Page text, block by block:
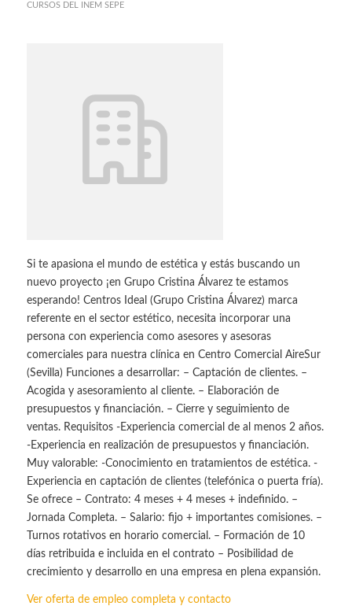
CURSOS DEL INEM SEPE
Si te apasiona el mundo de estética y estás buscando un
nuevo proyecto ¡en Grupo Cristina Álvarez te estamos
esperando! Centros Ideal (Grupo Cristina Álvarez) marca
referente en el sector estético, necesita incorporar una
persona con experiencia como asesores y asesoras
comerciales para nuestra clínica en Centro Comercial AireSur
(Sevilla) Funciones a desarrollar: – Captación de clientes. –
Acogida y asesoramiento al cliente. – Elaboración de
presupuestos y financiación. – Cierre y seguimiento de
ventas. Requisitos -Experiencia comercial de al menos 2 años.
-Experiencia en realización de presupuestos y financiación.
Muy valorable: -Conocimiento en tratamientos de estética. -
Experiencia en captación de clientes (telefónica o puerta fría).
Se ofrece – Contrato: 4 meses + 4 meses + indefinido. –
Jornada Completa. – Salario: fijo + importantes comisiones. –
Turnos rotativos en horario comercial. – Formación de 10
días retribuida e incluida en el contrato – Posibilidad de
crecimiento y desarrollo en una empresa en plena expansión.
Ver oferta de empleo completa y contacto